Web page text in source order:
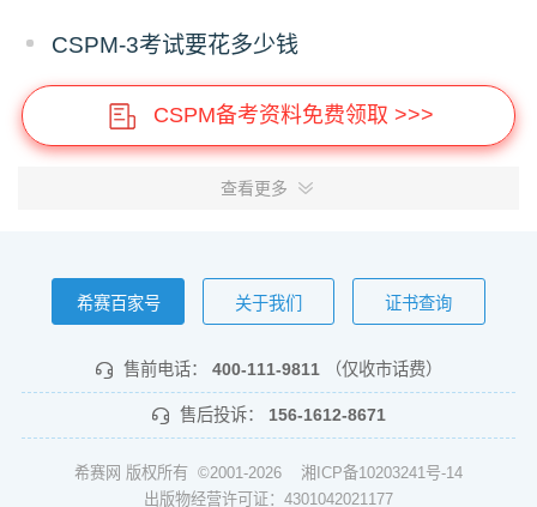
CSPM-3考试要花多少钱
CSPM备考资料免费领取 >>>
查看更多
希赛百家号 关于我们 证书查询
售前电话： 400-111-9811 （仅收市话费）
售后投诉： 156-1612-8671
希赛网 版权所有 ©2001-2026 湘ICP备10203241号-14
出版物经营许可证：4301042021177